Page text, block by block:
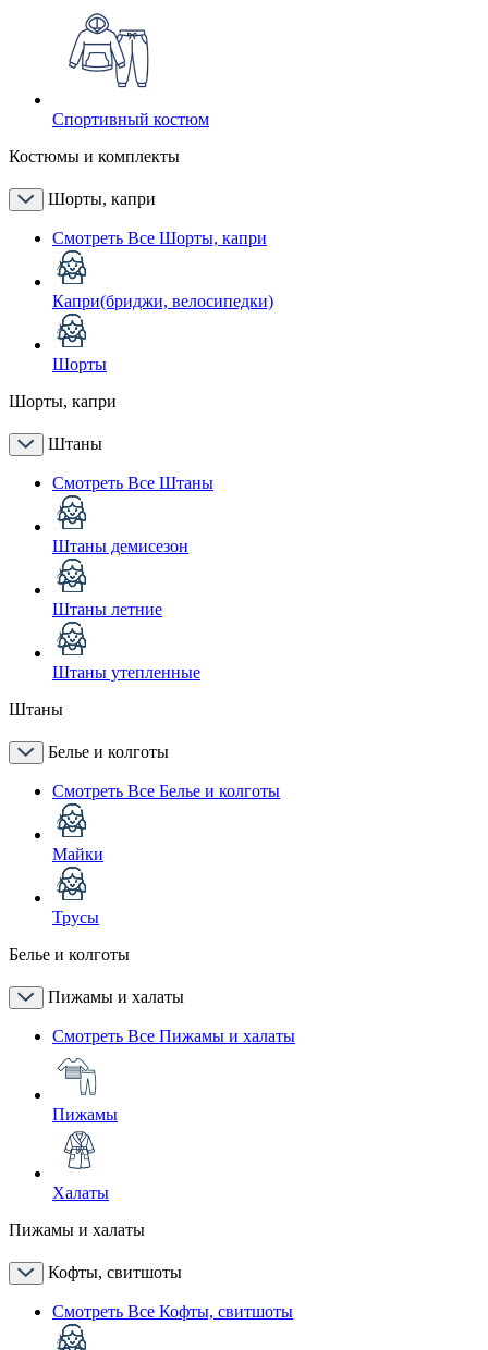
Спортивный костюм
Костюмы и комплекты
Шорты, капри
Смотреть Все Шорты, капри
Капри(бриджи, велосипедки)
Шорты
Шорты, капри
Штаны
Смотреть Все Штаны
Штаны демисезон
Штаны летние
Штаны утепленные
Штаны
Белье и колготы
Смотреть Все Белье и колготы
Майки
Трусы
Белье и колготы
Пижамы и халаты
Смотреть Все Пижамы и халаты
Пижамы
Халаты
Пижамы и халаты
Кофты, свитшоты
Смотреть Все Кофты, свитшоты